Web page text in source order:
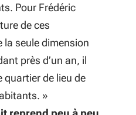
Pour Frédéric
de ces
la seule dimension
près d’un an, il
quartier de lieu de
»